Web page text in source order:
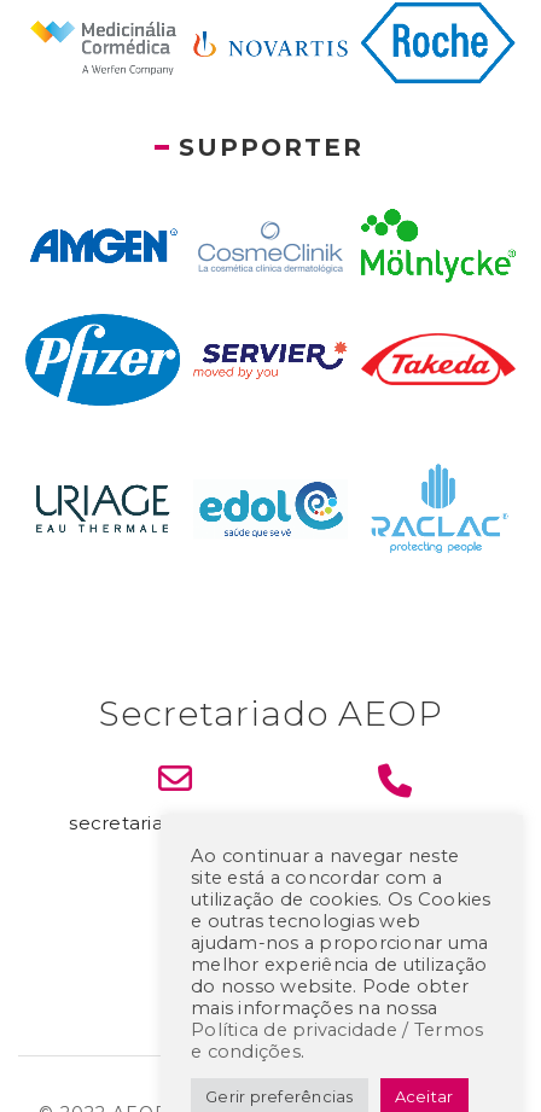
SUPPORTER
Secretariado AEOP
secretariado@aeop.pt
Ao continuar a navegar neste
site está a concordar com a
utilização de cookies. Os Cookies
e outras tecnologias web
ajudam-nos a proporcionar uma
melhor experiência de utilização
do nosso website. Pode obter
mais informações na nossa
Política de privacidade / Termos
e condições.
Gerir preferências Aceitar